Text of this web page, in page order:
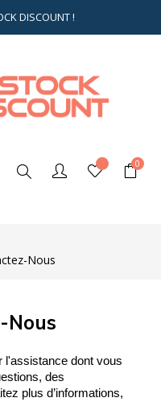
DISCOUNT !
Rechercher 0
Nous
Nous
l'assistance dont vous
des
plus d’informations,